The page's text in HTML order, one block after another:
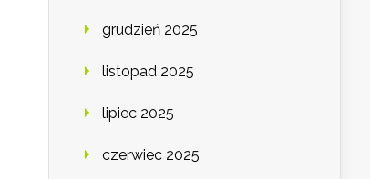
grudzień 2025
listopad 2025
lipiec 2025
czerwiec 2025